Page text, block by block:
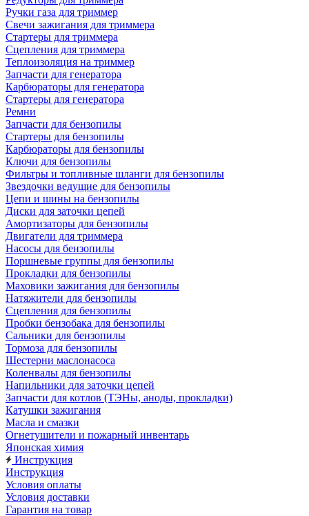
Ручки газа для триммер
Свечи зажигания для триммера
Стартеры для триммера
Сцепления для триммера
Теплоизоляция на триммер
Запчасти для генератора
Карбюраторы для генератора
Стартеры для генератора
Ремни
Запчасти для бензопилы
Стартеры для бензопилы
Карбюраторы для бензопилы
Ключи для бензопилы
Фильтры и топливные шланги для бензопилы
Звездочки ведущие для бензопилы
Цепи и шины на бензопилы
Диски для заточки цепей
Амортизаторы для бензопилы
Двигатели для триммера
Насосы для бензопилы
Поршневые группы для бензопилы
Прокладки для бензопилы
Маховики зажигания для бензопилы
Натяжители для бензопилы
Сцепления для бензопилы
Пробки бензобака для бензопилы
Сальники для бензопилы
Тормоза для бензопилы
Шестерни маслонасоса
Коленвалы для бензопилы
Напильники для заточки цепей
Запчасти для котлов (ТЭНы, аноды, прокладки)
Катушки зажигания
Масла и смазки
Огнетушители и пожарный инвентарь
Японская химия
Инструкция
Инструкция
Условия оплаты
Условия доставки
Гарантия на товар